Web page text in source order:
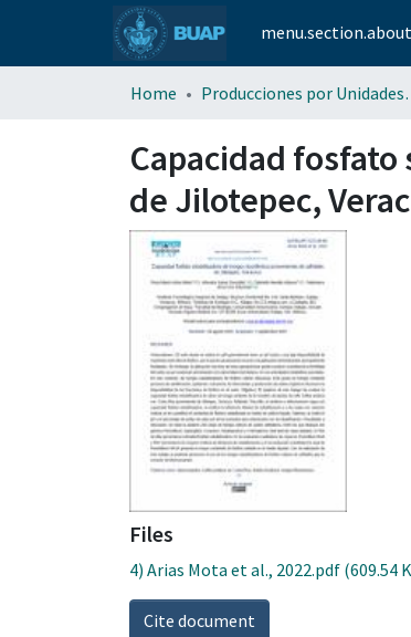
Home
Capacidad
de Jilotepec,
Files
4) Arias Mota et al., 2022.pdf (609.54
Cite document